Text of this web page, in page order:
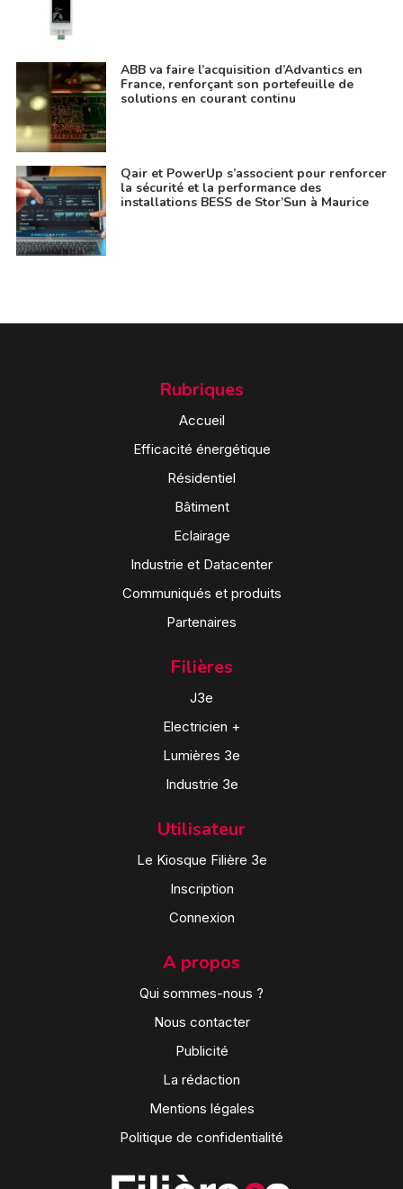
ABB va faire l’acquisition d’Advantics en
France, renforçant son portefeuille de
solutions en courant continu
Qair et PowerUp s’associent pour renforcer
la sécurité et la performance des
installations BESS de Stor’Sun à Maurice
Rubriques
Accueil
Efficacité énergétique
Résidentiel
Bâtiment
Eclairage
Industrie et Datacenter
Communiqués et produits
Partenaires
Filières
J3e
Electricien +
Lumières 3e
Industrie 3e
Utilisateur
Le Kiosque Filière 3e
Inscription
Connexion
A propos
Qui sommes-nous ?
Nous contacter
Publicité
La rédaction
Mentions légales
Politique de confidentialité